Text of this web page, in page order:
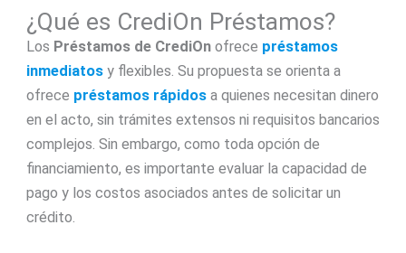
¿Qué es CrediOn Préstamos?
Los Préstamos de CrediOnofrece préstamos
inmediatosy flexibles. Su propuesta se orienta a
ofrece préstamos rápidosa quienes necesitan dinero
en el acto, sin trámites extensos ni requisitos bancarios
complejos. Sin embargo, como toda opción de
financiamiento, es importante evaluar la capacidad de
pago y los costos asociados antes de solicitar un
crédito.